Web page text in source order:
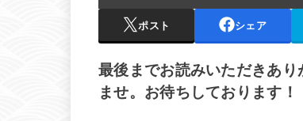
ポスト シェア
最後までお読みいただきあ
ませ。お待ちしております！